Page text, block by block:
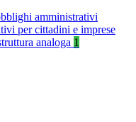
amministrativi
per cittadini e imprese
analoga 1